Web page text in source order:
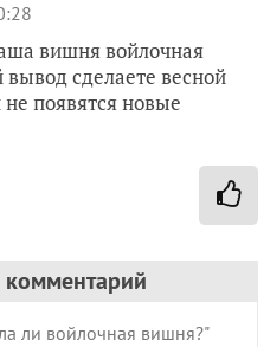
вишня войлочная
сделаете весной
не появятся новые
комментарий